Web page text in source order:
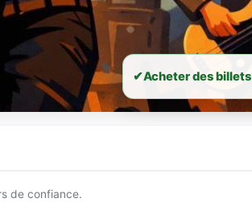
✔Acheter des billets
de confiance.